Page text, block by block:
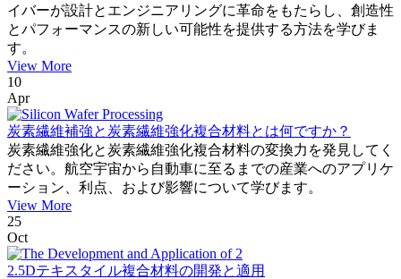
イバーが設計とエンジニアリングに革命をもたらし、創造性
とパフォーマンスの新しい可能性を提供する方法を学びま
す。
View More
10
Apr
炭素繊維補強と炭素繊維強化複合材料とは何ですか？
炭素繊維強化と炭素繊維強化複合材料の変換力を発見してく
ださい。航空宇宙から自動車に至るまでの産業へのアプリケ
ーション、利点、および影響について学びます。
View More
25
Oct
2.5Dテキスタイル複合材料の開発と適用